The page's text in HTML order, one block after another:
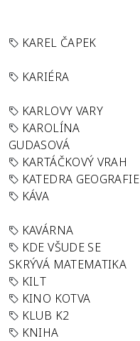
KAREL ČAPEK
KARIÉRA
KARLOVY VARY
KAROLÍNA
GUDASOVÁ
KARTÁČKOVÝ VRAH
KATEDRA GEOGRAFIE
KÁVA
KAVÁRNA
KDE VŠUDE SE
SKRÝVÁ MATEMATIKA
KILT
KINO KOTVA
KLUB K2
KNIHA